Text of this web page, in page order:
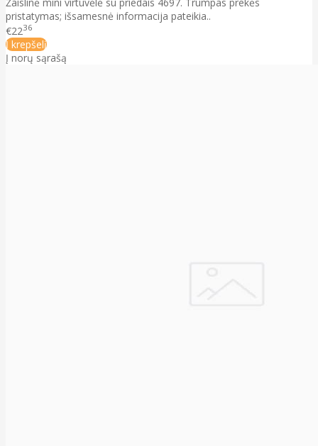
pristatymas; išsamesnė informacija pateikia..
€2236
Į krepšelį
Į norų sąrašą